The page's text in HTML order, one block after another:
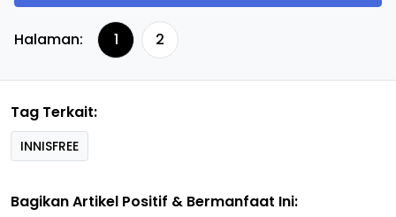
Halaman: 1 2
Tag Terkait:
INNISFREE
Bagikan Artikel Positif & Bermanfaat Ini: